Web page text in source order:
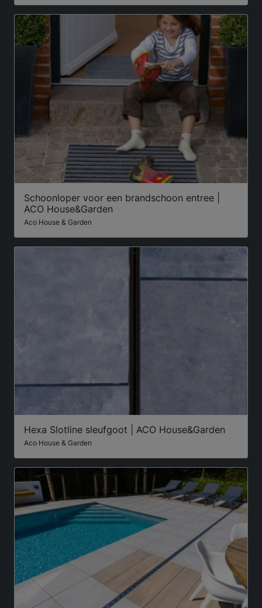
Schoonloper voor een brandschoon entree |
ACO House&Garden
Aco House & Garden
Hexa Slotline sleufgoot | ACO House&Garden
Aco House & Garden